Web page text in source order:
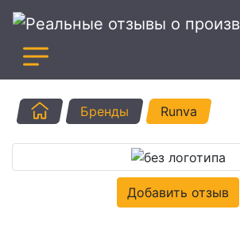
ГлавнаяБренды Runva
Добавить отзыв